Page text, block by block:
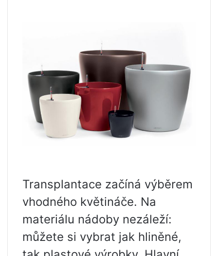
Transplantace začíná výběrem
vhodného květináče. Na
materiálu nádoby nezáleží:
můžete si vybrat jak hliněné,